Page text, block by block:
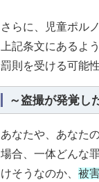
さらに、児童ポル
上記条文にあるよう
罰則を受ける可能
～盗撮が発覚し
あなたや、あなた
場合、一体どんな
けそうなのか、 被